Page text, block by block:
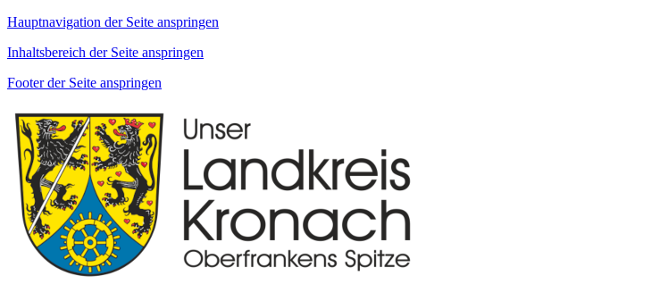
Hauptnavigation der Seite anspringen
Inhaltsbereich der Seite anspringen
Footer der Seite anspringen